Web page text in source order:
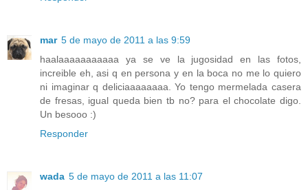
mar 5 de mayo de 2011 a las 9:59
haalaaaaaaaaaaa ya se ve la jugosidad en las fotos,
increible eh, asi q en persona y en la boca no me lo quiero
ni imaginar q deliciaaaaaaaa. Yo tengo mermelada casera
de fresas, igual queda bien tb no? para el chocolate digo.
Un besooo :)
Responder
wada 5 de mayo de 2011 a las 11:07